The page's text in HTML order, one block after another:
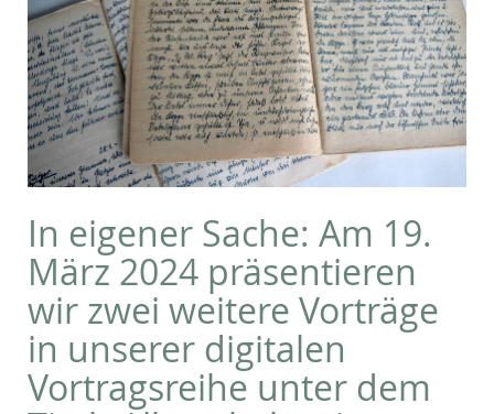
In eigener Sache: Am 19.
März 2024 präsentieren
wir zwei weitere Vorträge
in unserer digitalen
Vortragsreihe unter dem